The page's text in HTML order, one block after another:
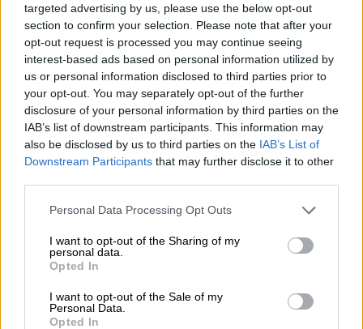
targeted advertising by us, please use the below opt-out
section to confirm your selection. Please note that after your
opt-out request is processed you may continue seeing
interest-based ads based on personal information utilized by
us or personal information disclosed to third parties prior to
your opt-out. You may separately opt-out of the further
disclosure of your personal information by third parties on the
IAB’s list of downstream participants. This information may
also be disclosed by us to third parties on the IAB’s List of
Downstream Participants that may further disclose it to other
Personal Data Processing Opt Outs
I want to opt-out of the Sharing of my
personal data.
Opted In
I want to opt-out of the Sale of my
Personal Data.
Opted In
Se suspenden definitivamente las
historia
Facundo Caín Sagárnaga Giles
jueves, 14 de mayo de 2020